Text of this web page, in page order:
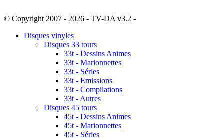
© Copyright 2007 - 2026 - TV-DA v3.2 -
Disques vinyles
Disques 33 tours
33t - Dessins Animes
33t - Marionnettes
33t - Séries
33t - Emissions
33t - Compilations
33t - Autres
Disques 45 tours
45t - Dessins Animes
45t - Marionnettes
45t - Séries